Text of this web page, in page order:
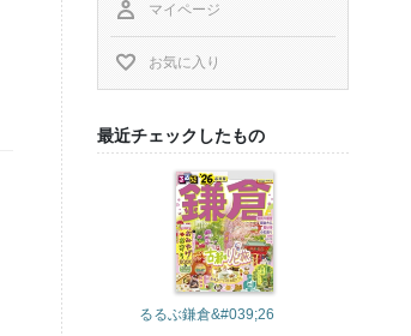
マイページ
お気に入り
最近チェックしたもの
るるぶ鎌倉&#039;26